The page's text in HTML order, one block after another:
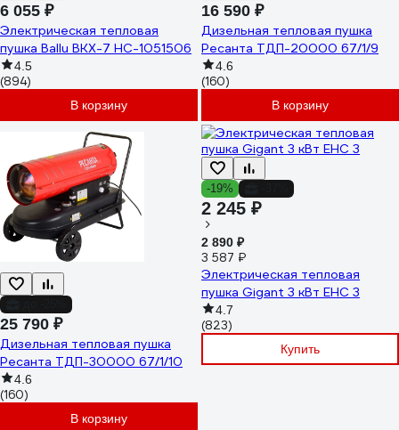
6 055 ₽
Электрическая тепловая
пушка Ballu BKX-7 НС-1051506
4.5
(894)
В корзину
16 590 ₽
Дизельная тепловая пушка
Ресанта ТДП-20000 67/1/9
4.6
(160)
В корзину
25 790 ₽
Дизельная тепловая пушка
Ресанта ТДП-30000 67/1/10
4.6
(160)
В корзину
-19%
2 245 ₽
2 890 ₽
3 587 ₽
Электрическая тепловая
пушка Gigant 3 кВт EHC 3
4.7
(823)
Купить